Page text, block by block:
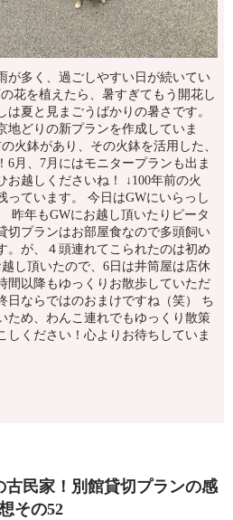
が多く、過ごしやすい日が続いてい
花を植えたら、暑すぎてもう開花し
夏と見まごうばかりの暑さです。
地どりの新プランを作成していま
火鉢があり、その火鉢を活用した、
6月、7月にはモニタープランも出ま
お越しくださいね！ ↓100年前の火
っています。 今日はGWにいらっし
昨年もGWにお越し頂いたりピータ
切プランはお部屋食なので多頭飼い
。が、４頭連れてこられたのは初め
し頂いたので、6日は井筒屋は店休
間以降もゆっくりお散歩していただ
日ならではのおまけですね（笑） ち
ため、わんこ連れでもゆっくり散策
しください！心よりお待ちしていま
古民家！別館貸切プランの感
その52